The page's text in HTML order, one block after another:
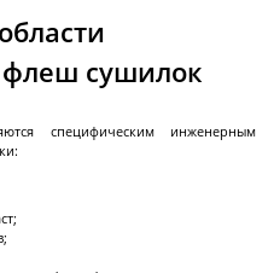
для осаждения
сушилок
специфическим инженерным